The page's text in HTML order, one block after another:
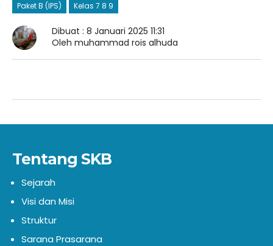
Paket B (IPS) Kelas 7 8 9
Dibuat : 8 Januari 2025 11:31
Oleh muhammad rois alhuda
Tentang SKB
Sejarah
Visi dan Misi
Struktur
Sarana Prasarana